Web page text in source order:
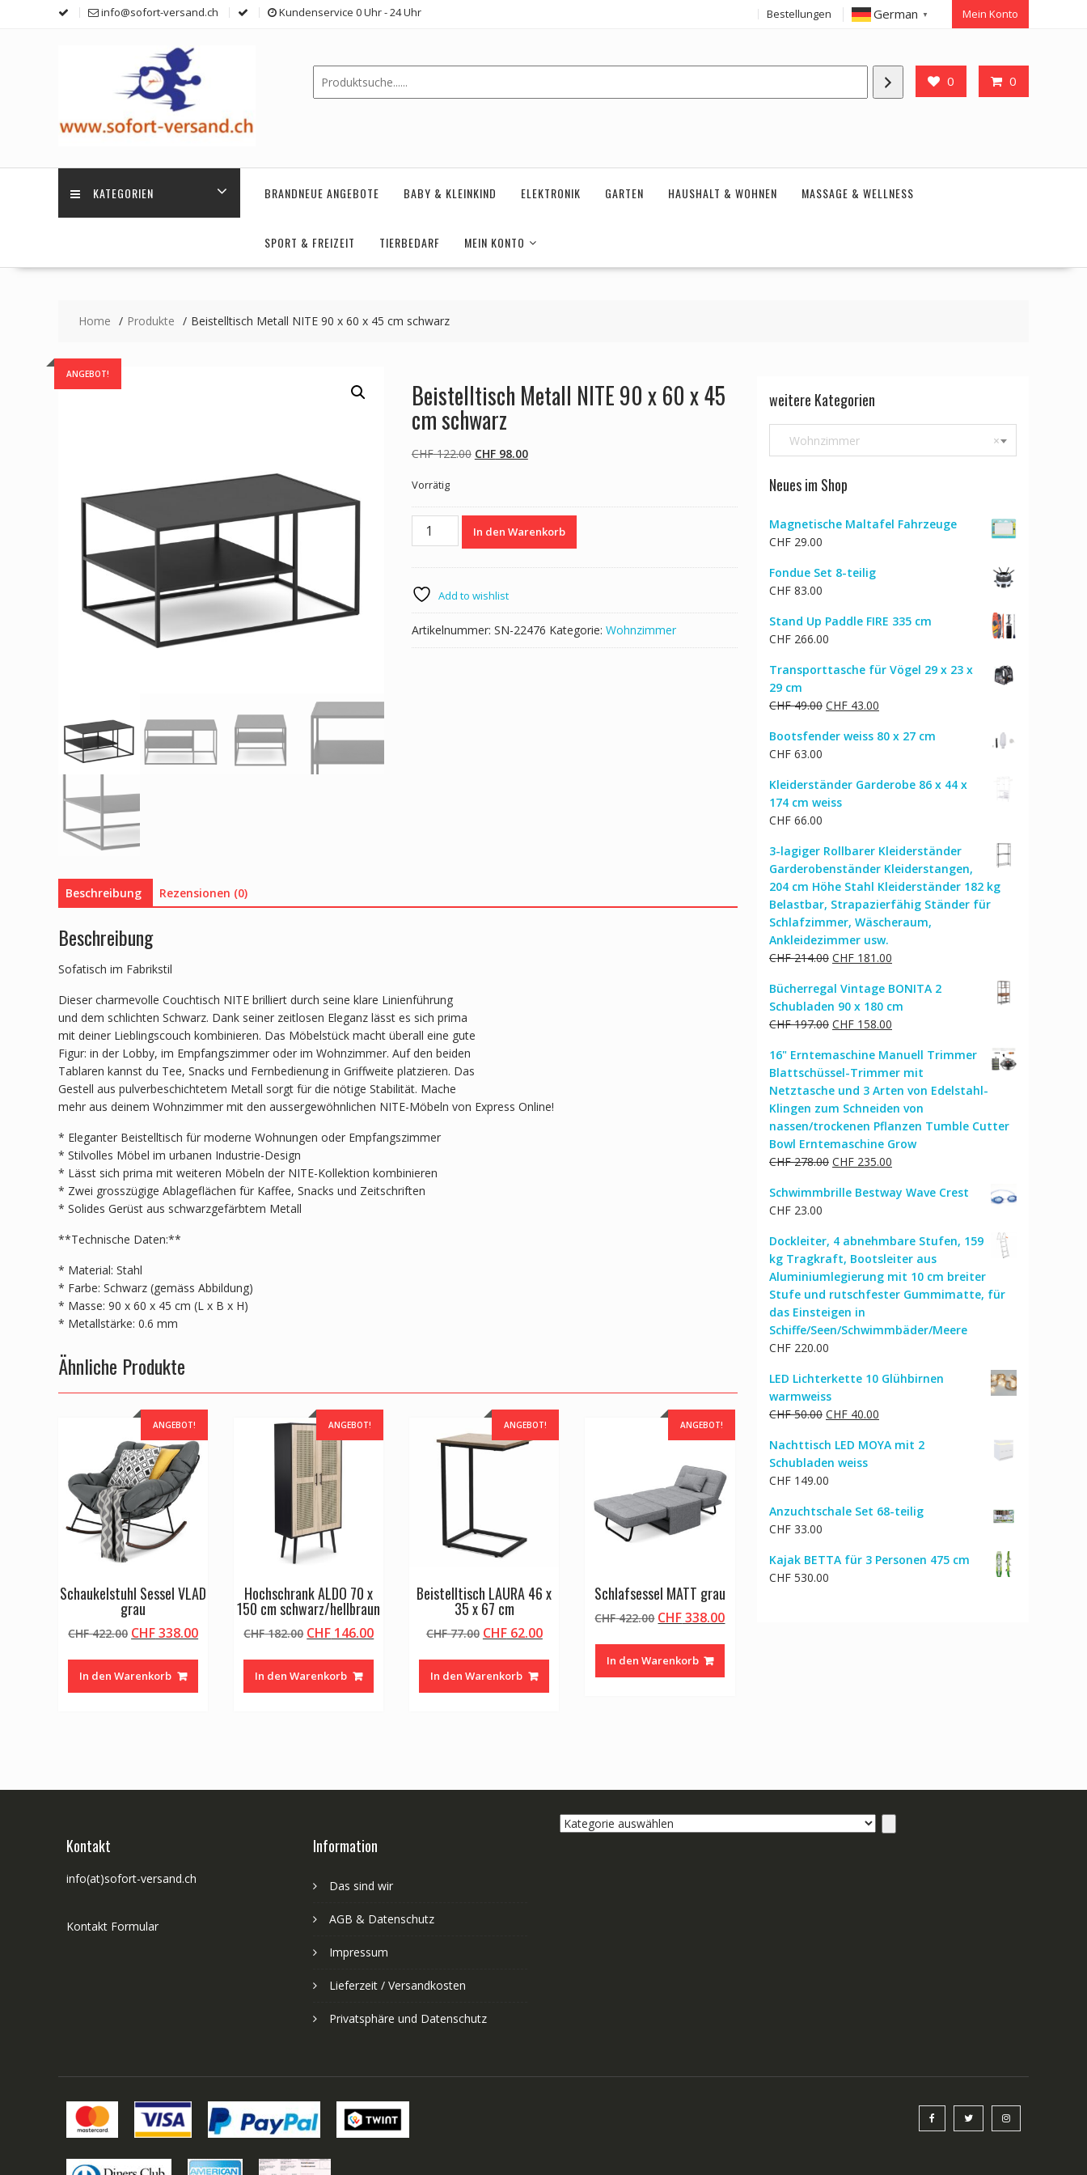
info@sofort-versand.ch Kundenservice 0 Uhr - 24 Uhr Bestellungen German ▼ Mein Konto
0 0
KATEGORIEN BRANDNEUE ANGEBOTE BABY & KLEINKIND ELEKTRONIK GARTEN HAUSHALT & WOHNEN MASSAGE & WELLNESS
SPORT & FREIZEIT TIERBEDARF MEIN KONTO
Home Produkte Beistelltisch Metall NITE 90 x 60 x 45 cm schwarz
ANGEBOT!
Beistelltisch Metall NITE 90 x 60 x 45
cm schwarz
CHF122.00 Ursprünglicher
CHF 122.00
CHF98.00Aktueller
CHF 98.00.
Vorrätig
Beistelltisch
x
60
x
45
In den Warenkorb
Add to wishlist
Artikelnummer: SN-22476 Kategorie: Wohnzimmer
Beschreibung Rezensionen (0)
Beschreibung
Sofatisch im Fabrikstil
Dieser charmevolle Couchtisch NITE brilliert durch seine klare Linienführung
und dem schlichten Schwarz. Dank seiner zeitlosen Eleganz lässt es sich prima
mit deiner Lieblingscouch kombinieren. Das Möbelstück macht überall eine gute
Figur: in der Lobby, im Empfangszimmer oder im Wohnzimmer. Auf den beiden
Tablaren kannst du Tee, Snacks und Fernbedienung in Griffweite platzieren. Das
Gestell aus pulverbeschichtetem Metall sorgt für die nötige Stabilität. Mache
mehr aus deinem Wohnzimmer mit den aussergewöhnlichen NITE-Möbeln von Express Online!
* Eleganter Beistelltisch für moderne Wohnungen oder Empfangszimmer
* Stilvolles Möbel im urbanen Industrie-Design
* Lässt sich prima mit weiteren Möbeln der NITE-Kollektion kombinieren
* Zwei grosszügige Ablageflächen für Kaffee, Snacks und Zeitschriften
* Solides Gerüst aus schwarzgefärbtem Metall
**Technische Daten:**
* Material: Stahl
* Farbe: Schwarz (gemäss Abbildung)
* Masse: 90 x 60 x 45 cm (L x B x H)
* Metallstärke: 0.6 mm
Ähnliche Produkte
ANGEBOT!
Schaukelstuhl Sessel VLAD
grau
CHF422.00 Ursprünglicher
war:
CHF 422.00
CHF338.00Aktueller
CHF 338.00.
In den Warenkorb
ANGEBOT!
Hochschrank ALDO 70 x
150 cm schwarz/hellbraun
CHF182.00 Ursprünglicher
war:
CHF 182.00
CHF 146.00Aktueller
CHF 146.00.
In den Warenkorb
ANGEBOT!
Beistelltisch LAURA 46 x
35 x 67 cm
CHF77.00 Ursprünglicher
war:
CHF 77.00
CHF62.00Aktueller
In den Warenkorb
ANGEBOT!
Schlafsessel MATT grau
CHF422.00 Ursprünglicher
war:
CHF 422.00
CHF338.00Aktueller
In den Warenkorb
weitere Kategorien
×
Wohnzimmer
Neues im Shop
Magnetische Maltafel Fahrzeuge
CHF 29.00
Fondue Set 8-teilig
CHF 83.00
Stand Up Paddle FIRE 335 cm
CHF 266.00
Transporttasche für Vögel 29 x 23 x
29 cm
CHF49.00 Ursprünglicher
war:
CHF 43.00
ist:
Bootsfender weiss 80 x 27 cm
CHF 63.00
Kleiderständer Garderobe 86 x 44 x
174 cm weiss
CHF 66.00
3-lagiger Rollbarer Kleiderständer
Garderobenständer Kleiderstangen,
204 cm Höhe Stahl Kleiderständer 182 kg
Belastbar, Strapazierfähig Ständer für
Schlafzimmer, Wäscheraum,
Ankleidezimmer usw.
CHF214.00 Ursprünglicher
war:
CHF 214.00
CHF 181.00
ist:
CHF 181.00.
Bücherregal Vintage BONITA 2
Schubladen 90 x 180 cm
CHF197.00 Ursprünglicher
war:
CHF 197.00
CHF 158.00
ist:
CHF 158.00.
16" Erntemaschine Manuell Trimmer
Blattschüssel-Trimmer mit
Netztasche und 3 Arten von Edelstahl-
Klingen zum Schneiden von
nassen/trockenen Pflanzen Tumble Cutter
Bowl Erntemaschine Grow
CHF278.00 Ursprünglicher
war:
CHF 235.00
ist:
Schwimmbrille Bestway Wave Crest
CHF 23.00
Dockleiter, 4 abnehmbare Stufen, 159
kg Tragkraft, Bootsleiter aus
Aluminiumlegierung mit 10 cm breiter
Stufe und rutschfester Gummimatte, für
das Einsteigen in
Schiffe/Seen/Schwimmbäder/Meere
CHF 220.00
LED Lichterkette 10 Glühbirnen
warmweiss
CHF50.00 Ursprünglicher
war:
CHF 50.00
CHF 40.00
ist:
Nachttisch LED MOYA mit 2
Schubladen weiss
CHF 149.00
Anzuchtschale Set 68-teilig
CHF 33.00
Kajak BETTA für 3 Personen 475 cm
CHF 530.00
Kontakt
info(at)sofort-versand.ch
Kontakt Formular
Information
Das sind wir
AGB & Datenschutz
Impressum
Lieferzeit / Versandkosten
Privatsphäre und Datenschutz
Kategorie